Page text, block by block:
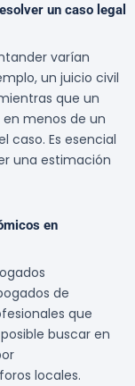
un caso legal
varían
un juicio civil
que un
menos de un
caso. Es esencial
una estimación
en
de
que
buscar en
locales.